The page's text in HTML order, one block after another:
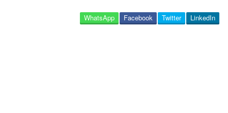
LinkedIn
Twitter
Facebook
WhatsApp